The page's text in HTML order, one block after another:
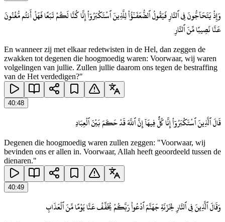
وَإِذْ يَتَحَآجُّونَ فِى ٱلنَّارِ فَيَقُولُ ٱلضُّعَفَـٰٓؤُا۟ لِلَّذِينَ ٱسْتَكْبَرُوٓا۟ إِنَّا كُنَّا لَكُمْ تَبَعًا فَهَلْ أَنتُم مُّغْنُونَ
عَنَّا نَصِيبًا مِّنَ ٱلنَّارِ
En wanneer zij met elkaar redetwisten in de Hel, dan zeggen de
zwakken tot degenen die hoogmoedig waren: Voorwaar, wij waren
volgelingen van jullie. Zullen jullie daarom ons tegen de bestraffing
van de Het verdedigen?"
40:48
قَالَ ٱلَّذِينَ ٱسْتَكْبَرُوٓا۟ إِنَّا كُلٌّ فِيهَآ إِنَّ ٱللَّهَ قَدْ حَكَمَ بَيْنَ ٱلْعِبَادِ
Degenen die hoogmoedig waren zullen zeggen: "Voorwaar, wij
bevinden ons er allen in. Voorwaar, Allah heeft geoordeeld tussen de
dienaren."
40:49
وَقَالَ ٱلَّذِينَ فِى ٱلنَّارِ لِخَزَنَةِ جَهَنَّمَ ٱدْعُوا۟ رَبَّكُمْ يُخَفِّفْ عَنَّا يَوْمًا مِّنَ ٱلْعَذَابِ